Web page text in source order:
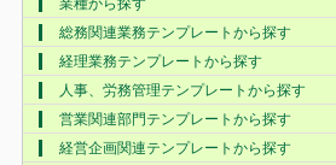
業種から探す
総務関連業務テンプレートから探す
経理業務テンプレートから探す
人事、労務管理テンプレートから探す
営業関連部門テンプレートから探す
経営企画関連テンプレートから探す